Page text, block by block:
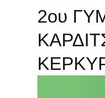
2ου